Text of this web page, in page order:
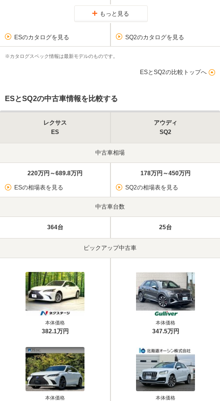
もっと見る
ESのカタログを見る SQ2のカタログを見る
※カタログスペック情報は最新モデルのものです。
ESとSQ2の比較トップへ
ESとSQ2の中古車情報を比較する
レクサス
ES
アウディ
SQ2
中古車相場
220万円～689.8万円
ESの相場表を見る
178万円～450万円
SQ2の相場表を見る
中古車台数
364台 25台
ピックアップ中古車
本体価格
382.1万円
本体価格
本体価格
347.5万円
本体価格